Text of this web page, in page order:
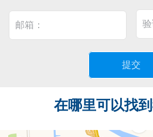
在哪里可以找